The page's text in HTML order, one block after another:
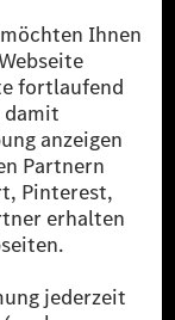
durch
von MB.CHARGE
an der jeweiligen
vorliegt,
Diese stellen
eine äquivalente
eingespeist wird.
die jünger
Test